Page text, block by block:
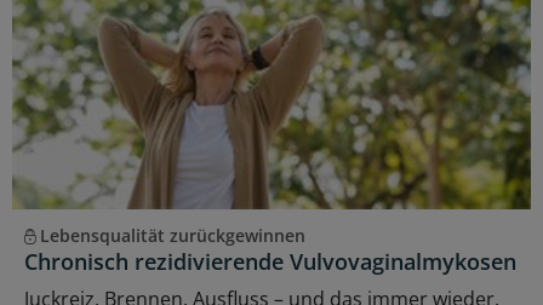
Lebensqualität zurückgewinnen
Chronisch rezidivierende Vulvovaginalmykosen
Juckreiz, Brennen, Ausfluss – und das immer wieder.